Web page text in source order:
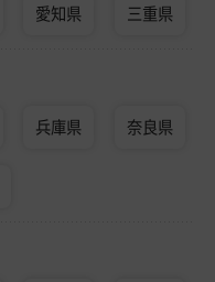
愛知県 三重県
兵庫県 奈良県